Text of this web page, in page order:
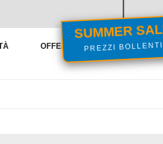
SUMMER
PREZZI BOLLENTI
OFFERTE VENDITE